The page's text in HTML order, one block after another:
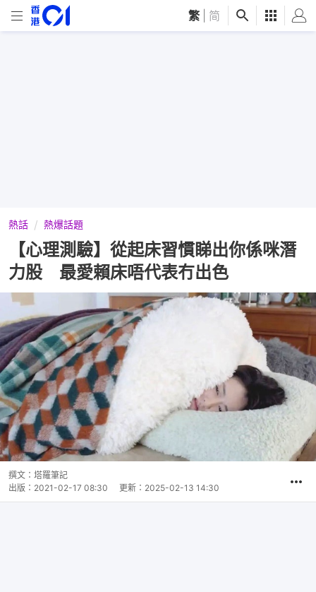
繁 简
熱話 熱爆話題
【心理測驗】從起床習慣睇出你係咪潛
力股 最愛賴床唔代表冇出色
撰文： 塔羅筆記
出版： 2021-02-17 08:30 更新： 2025-02-13 14:30